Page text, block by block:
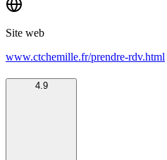
Site web
www.ctchemille.fr/prendre-rdv.html
4.9